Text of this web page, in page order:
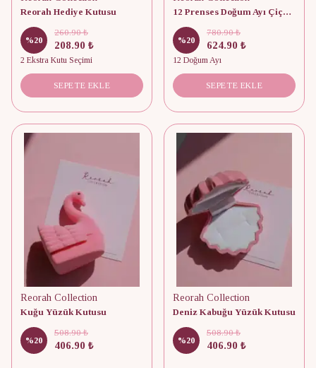
Reorah Hediye Kutusu
%20
260.90 ₺
208.90 ₺
2 Ekstra Kutu Seçimi
SEPETE EKLE
12 Prenses Doğum Ayı Çiçek Baskılı Takı Kutusu
%20
780.90 ₺
624.90 ₺
12 Doğum Ayı
SEPETE EKLE
Reorah Collection
Kuğu Yüzük Kutusu
%20
508.90 ₺
406.90 ₺
Reorah Collection
Deniz Kabuğu Yüzük Kutusu
%20
508.90 ₺
406.90 ₺